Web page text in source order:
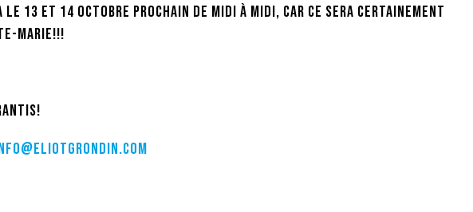
13 et 14 octobre prochain de midi à midi, car ce sera certainement
Marie!!!